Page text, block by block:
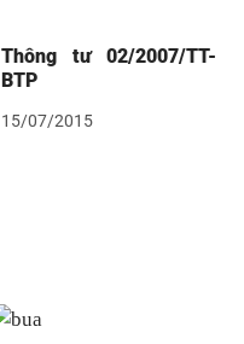
Thông tư 02/2007/TT-
BTP
15/07/2015